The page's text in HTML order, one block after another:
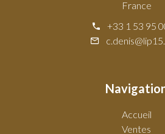
France
+33 1 53 95
Accueil
Ventes